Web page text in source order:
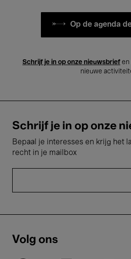
Op de agenda
Schrijf je in op onze nieuwsbrief en
nieuwe
Schrijf je in op onze
Bepaal je interesses en krijg het
recht in je mailbox
Volg ons